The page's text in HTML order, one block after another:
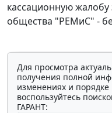
кассационную
общества "РЕМиС" -
Для просмотра
получения полной
изменениях и
воспользуйтесь
ГАРАНТ: